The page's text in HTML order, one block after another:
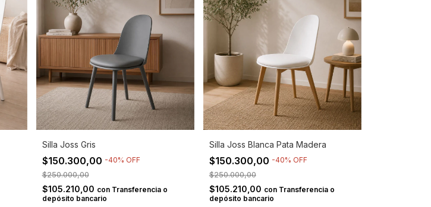
Silla Joss Gris
$150.300,00 -40% OFF
$250.000,00
$105.210,00 con Transferencia o
depósito bancario
Silla Joss Blanca Pata Madera
$150.300,00 -40% OFF
$250.000,00
$105.210,00 con Transferencia o
depósito bancario